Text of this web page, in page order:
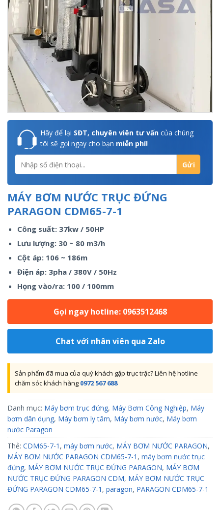
Hãy để lại SĐT, chuyên viên tư vấn của chúng
tôi sẽ gọi ngay cho bạn miễn phí!
MÁY BƠM NƯỚC TRỤC ĐỨNG
PARAGON CDM65-7-1
Công suất: 37kw / 50HP
Lưu lượng: 30 ~ 80 m3/h
Cột áp: 106 ~ 186m
Điện áp: 3pha / 380V / 50Hz
Họng vào/ra: 100 / 100mm
Gọi ngay hotline: 0963512468
Chat với nhân viên qua Zalo
Sản phẩm đã mua của quý khách gặp trục trặc? Liên hệ hotline
chăm sóc khách hàng 0972 567 688
Danh mục: Máy bơm trục đứng, Máy Bơm Công Nghiệp, Máy
bơm dân dụng, Máy bơm ly tâm, Máy bơm nước, Máy bơm
nước Paragon
Thẻ: CDM65-7-1 , máy bơm nước, MÁY BƠM NƯỚC PARAGON,
MÁY BƠM NƯỚC PARAGON CDM65-7-1 , máy bơm nước trục
đứng, MÁY BƠM NƯỚC TRỤC ĐỨNG PARAGON, MÁY BƠM
NƯỚC TRỤC ĐỨNG PARAGON CDM, MÁY BƠM NƯỚC TRỤC
ĐỨNG PARAGON CDM65-7-1 , paragon, PARAGON CDM65-7-1